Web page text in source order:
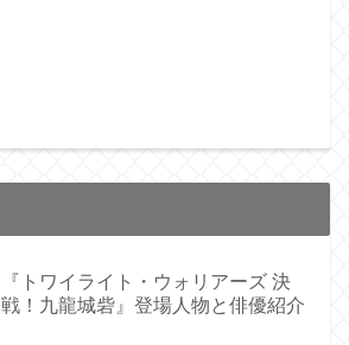
『トワイライト・ウォリアーズ 決
戦！九龍城砦』登場人物と俳優紹介